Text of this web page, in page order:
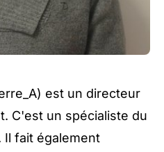
) est un directeur
C'est un spécialiste du
Il fait également